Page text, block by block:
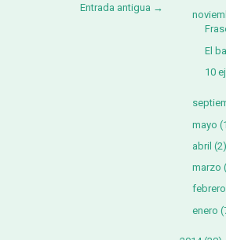
Entrada antigua →
El
10
mayo
abril (2)
marzo
febrero
enero